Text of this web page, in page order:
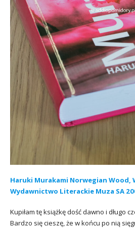
Haruki Murakami Norwegian Wood,
Wydawnictwo Literackie Muza SA
Kupiłam tę książkę dość dawno i długo
Bardzo się cieszę, że w końcu po nią